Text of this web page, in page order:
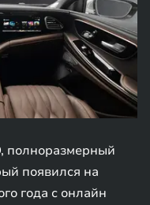
полноразмерный
появился на
года с онлайн